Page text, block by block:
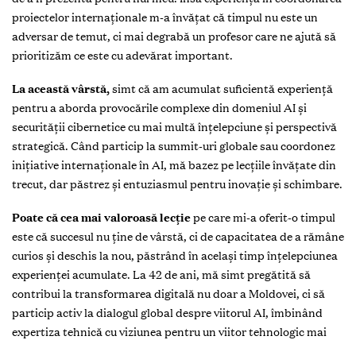
proiectelor internaționale m-a învățat că timpul nu este un
adversar de temut, ci mai degrabă un profesor care ne ajută să
prioritizăm ce este cu adevărat important.
La această vârstă,simt că am acumulat suficientă experiență
pentru a aborda provocările complexe din domeniul AI și
securității cibernetice cu mai multă înțelepciune și perspectivă
strategică. Când particip la summit-uri globale sau coordonez
inițiative internaționale în AI, mă bazez pe lecțiile învățate din
trecut, dar păstrez și entuziasmul pentru inovație și schimbare.
Poate că cea mai valoroasă lecțiepe care mi-a oferit-o timpul
este că succesul nu ține de vârstă, ci de capacitatea de a rămâne
curios și deschis la nou, păstrând în același timp înțelepciunea
experienței acumulate. La 42 de ani, mă simt pregătită să
contribui la transformarea digitală nu doar a Moldovei, ci să
particip activ la dialogul global despre viitorul AI, îmbinând
expertiza tehnică cu viziunea pentru un viitor tehnologic mai